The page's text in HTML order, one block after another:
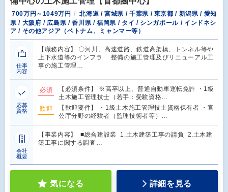
700万円～1049万円
北海道 / 宮城県 / 千葉県 / 東京都 / 新潟県 / 愛知
県 / 大阪府 / 広島県 / 香川県 / 福岡県 / タイ / シンガポール / インドネシ
ア / その他アジア（ベトナム、ミャンマー等）
仕事
内容
【職務内容】 〇河川、高速道路、鉄道高架橋、トンネル等や
上下水道等のインフラ 整備の施工管理及びリニューアル工
事の施工管理…
応募
資格
必須
【必須条件】 ※高卒以上、普通自動車運転免許 ・1級
土木施工管理技士（若手：受験資格…
歓迎
【歓迎要件】 ・1級土木施工管理技士資格保有者 ・官
公庁分野の経験者（監理技術者等）…
会社
概要
【事業内容】 ■総合建設業 1.土木建築工事の請負 2.土木建
築工事に関する調査…
気になる 詳細を見る